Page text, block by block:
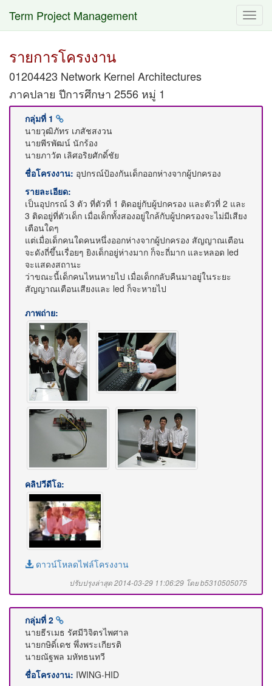
Term Project Management
รายการโครงงาน
01204423 Network Kernel Architectures
ภาคปลาย ปีการศึกษา 2556 หมู่ 1
กลุ่มที่ 1
นายวุฒิภัทร เภสัชสงวน
นายพีรพัฒน์ นักร้อง
นายภาวัต เลิศอริยศักดิ์ชัย
ชื่อโครงงาน: อุปกรณ์ป้องกันเด็กออกห่างจากผู้ปกครอง
รายละเอียด:
เป็นอุปกรณ์ 3 ตัว ที่ตัวที่ 1 ติดอยู่กับผู้ปกครอง และตัวที่ 2 และ
3 ติดอยู่ที่ตัวเด็ก เมื่อเด็กทั้งสองอยู่ใกล้กับผู้ปกครองจะไม่มีเสียง
เตือนใดๆ
แต่เมื่อเด็กคนใดคนหนึ่งออกห่างจากผู้ปกครอง สัญญาณเตือน
จะดังถี่ขึ้นเรื่อยๆ ยิงเด็กอยู่ห่างมาก ก็จะถี่มาก และหลอด led
จะแสดงสถานะ
ว่าขณะนี้เด็กคนไหนหายไป เมื่อเด็กกลับคืนมาอยู่ในระยะ
สัญญาณเตือนเสียงและ led ก็จะหายไป
ภาพถ่าย:
คลิปวีดีโอ:
ดาวน์โหลดไฟล์โครงงาน
ปรับปรุงล่าสุด 2014-03-29 11:06:29 โดย b5310505075
กลุ่มที่ 2
นายธีรเมธ รัศมีวิจิตรไพศาล
นายกษิดิ์เดช พึ่งพระเกียรติ
นายณัฐพล มหัทธนทวี
ชื่อโครงงาน: IWING-HID